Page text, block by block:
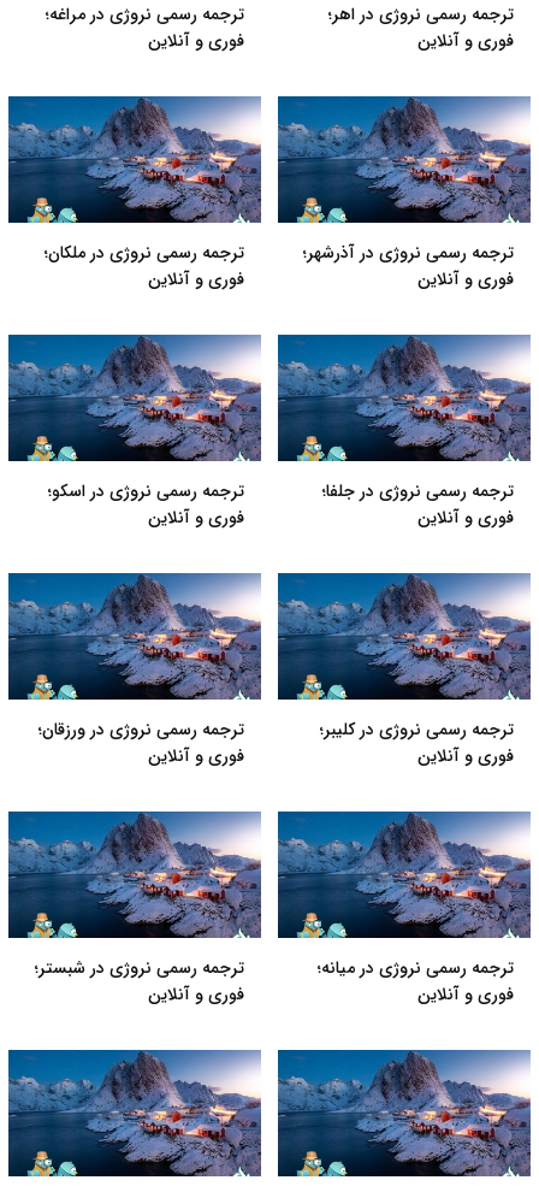
ترجمه رسمی نروژی در اهر؛
فوری و آنلاین
ترجمه رسمی نروژی در مراغه؛
فوری و آنلاین
ترجمه رسمی نروژی در آذرشهر؛
فوری و آنلاین
ترجمه رسمی نروژی در ملکان؛
فوری و آنلاین
ترجمه رسمی نروژی در جلفا؛
فوری و آنلاین
ترجمه رسمی نروژی در اسکو؛
فوری و آنلاین
ترجمه رسمی نروژی در کلیبر؛
فوری و آنلاین
ترجمه رسمی نروژی در ورزقان؛
فوری و آنلاین
ترجمه رسمی نروژی در میانه؛
فوری و آنلاین
ترجمه رسمی نروژی در شبستر؛
فوری و آنلاین